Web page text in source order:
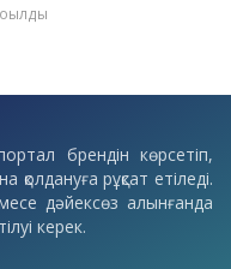
брендін көрсетіп,
рұқсат етіледі.
дәйексөз алынғанда
керек.